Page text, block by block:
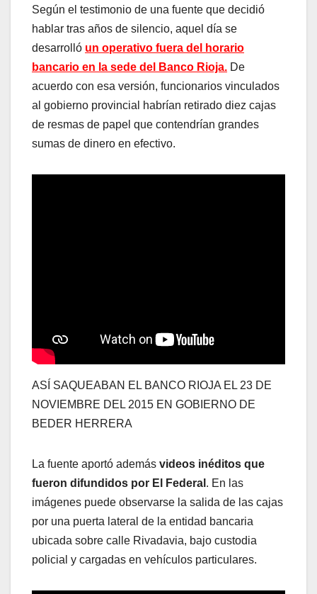
Según el testimonio de una fuente que decidió
hablar tras años de silencio, aquel día se
desarrolló un operativo fuera del horario
bancario en la sede del Banco Rioja. De
acuerdo con esa versión, funcionarios vinculados
al gobierno provincial habrían retirado diez cajas
de resmas de papel que contendrían grandes
sumas de dinero en efectivo.
ASÍ SAQUEABAN EL BANCO RIOJA EL 23 DE
NOVIEMBRE DEL 2015 EN GOBIERNO DE
BEDER HERRERA
La fuente aportó además videos inéditos que
fueron difundidos por El Federal . En las
imágenes puede observarse la salida de las cajas
por una puerta lateral de la entidad bancaria
ubicada sobre calle Rivadavia, bajo custodia
policial y cargadas en vehículos particulares.